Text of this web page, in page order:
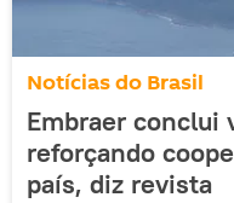
Notícias do Brasil
Embraer conclui
reforçando
país, diz revista